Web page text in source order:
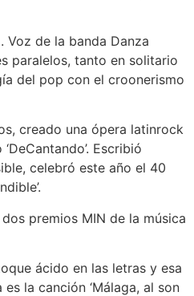
Voz de la banda Danza
paralelos, tanto en solitario
del pop con el croonerismo
creado una ópera latinrock
Escribió
celebró este año el 40
premios MIN de la música
ácido en las letras y esa
la canción ‘Málaga, al son